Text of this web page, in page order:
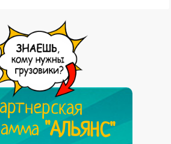
"АЛЬЯНС"